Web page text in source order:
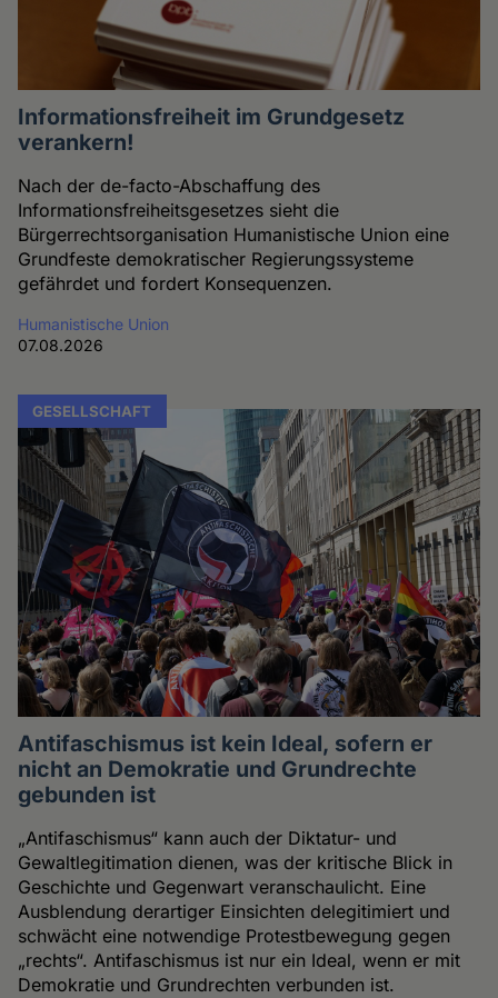
Informationsfreiheit im Grundgesetz
verankern!
Nach der de-facto-Abschaffung des
Informationsfreiheitsgesetzes sieht die
Bürgerrechtsorganisation Humanistische Union eine
Grundfeste demokratischer Regierungssysteme
gefährdet und fordert Konsequenzen.
Humanistische Union
07.08.2026
GESELLSCHAFT
Antifaschismus ist kein Ideal, sofern er
nicht an Demokratie und Grundrechte
gebunden ist
„Antifaschismus“ kann auch der Diktatur- und
Gewaltlegitimation dienen, was der kritische Blick in
Geschichte und Gegenwart veranschaulicht. Eine
Ausblendung derartiger Einsichten delegitimiert und
schwächt eine notwendige Protestbewegung gegen
„rechts“. Antifaschismus ist nur ein Ideal, wenn er mit
Demokratie und Grundrechten verbunden ist.